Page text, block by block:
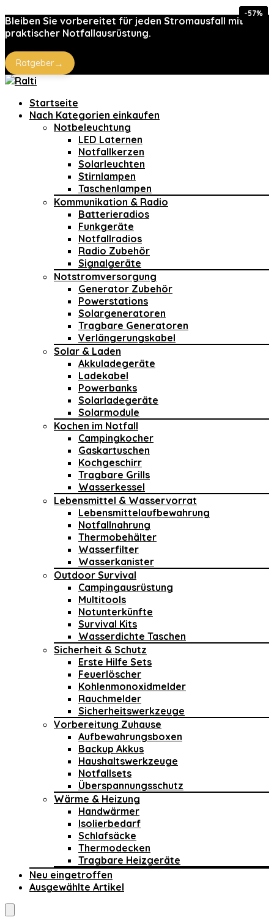
Bleiben Sie vorbereitet für jeden Stromausfall mit
praktischer Notfallausrüstung.
Ratgeber→
Startseite
Nach Kategorien einkaufen
Notbeleuchtung
LED Laternen
Notfallkerzen
Solarleuchten
Stirnlampen
Taschenlampen
Kommunikation & Radio
Batterieradios
Funkgeräte
Notfallradios
Radio Zubehör
Signalgeräte
Notstromversorgung
Generator Zubehör
Powerstations
Solargeneratoren
Tragbare Generatoren
Verlängerungskabel
Solar & Laden
Akkuladegeräte
Ladekabel
Powerbanks
Solarladegeräte
Solarmodule
Kochen im Notfall
Campingkocher
Gaskartuschen
Kochgeschirr
Tragbare Grills
Wasserkessel
Lebensmittel & Wasservorrat
Lebensmittelaufbewahrung
Notfallnahrung
Thermobehälter
Wasserfilter
Wasserkanister
Outdoor Survival
Campingausrüstung
Multitools
Notunterkünfte
Survival Kits
Wasserdichte Taschen
Sicherheit & Schutz
Erste Hilfe Sets
Feuerlöscher
Kohlenmonoxidmelder
Rauchmelder
Sicherheitswerkzeuge
Vorbereitung Zuhause
Aufbewahrungsboxen
Backup Akkus
Haushaltswerkzeuge
Notfallsets
Überspannungsschutz
Wärme & Heizung
Handwärmer
Isolierbedarf
Schlafsäcke
Thermodecken
Tragbare Heizgeräte
Neu eingetroffen
Ausgewählte Artikel
-15%
-15%
-16%
-27%
-57%